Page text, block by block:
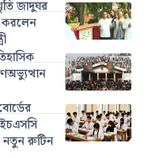
জাদুঘর
করলেন
নতুন রুটিন